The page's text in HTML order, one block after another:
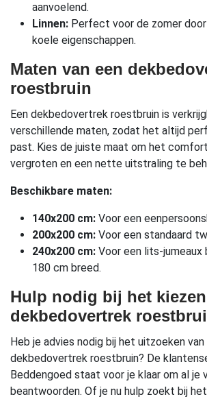
aanvoelend.
Linnen: Perfect voor de zomer
koele eigenschappen.
Maten van een
roestbruin
Een dekbedovertrek roestbruin is
verschillende maten, zodat het altijd
past. Kies de juiste maat om het
vergroten en een nette uitstraling te
Beschikbare maten:
140x200 cm: Voor een
200x200 cm: Voor een standaard
240x200 cm: Voor een lits-jumeaux
180 cm breed.
Hulp nodig bij het
dekbedovertrek
Heb je advies nodig bij het uitzoeken van
dekbedovertrek roestbruin? De
Beddengoed staat voor je klaar om al je
beantwoorden. Of je nu hulp zoekt bij